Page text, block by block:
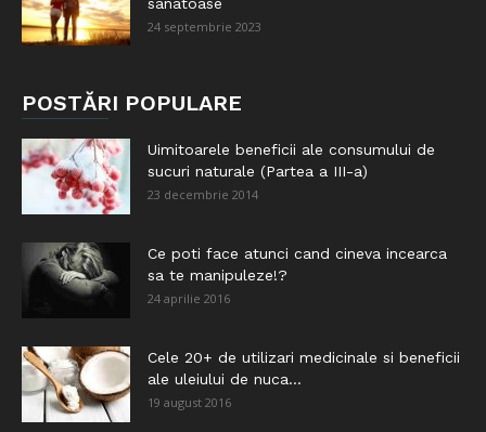
24 septembrie 2023
POSTĂRI POPULARE
Uimitoarele beneficii ale consumului de
sucuri naturale (Partea a III-a)
23 decembrie 2014
Ce poti face atunci cand cineva incearca
sa te manipuleze!?
24 aprilie 2016
Cele 20+ de utilizari medicinale si beneficii
ale uleiului de nuca...
19 august 2016